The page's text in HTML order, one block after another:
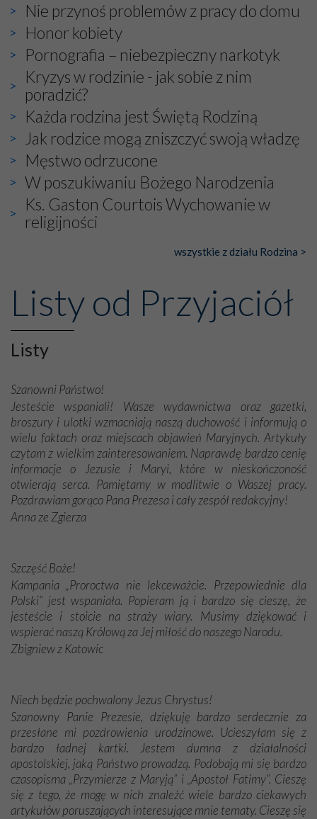
Nie przynoś problemów z pracy do domu
Honor kobiety
Pornografia – niebezpieczny narkotyk
Kryzys w rodzinie - jak sobie z nim
poradzić?
Każda rodzina jest Świętą Rodziną
Jak rodzice mogą zniszczyć swoją władzę
Męstwo odrzucone
W poszukiwaniu Bożego Narodzenia
Ks. Gaston Courtois Wychowanie w
religijności
wszystkie z działu Rodzina >
Listy od Przyjaciół
Listy
Szanowni Państwo!
Jesteście wspaniali! Wasze wydawnictwa oraz gazetki,
broszury i ulotki wzmacniają naszą duchowość i informują o
wielu faktach oraz miejscach objawień Maryjnych. Artykuły
czytam z wielkim zainteresowaniem. Naprawdę bardzo cenię
informacje o Jezusie i Maryi, które w nieskończoność
otwierają serca. Pamiętamy w modlitwie o Waszej pracy.
Pozdrawiam gorąco Pana Prezesa i cały zespół redakcyjny!
Anna ze Zgierza
Szczęść Boże!
Kampania „Proroctwa nie lekceważcie. Przepowiednie dla
Polski” jest wspaniała. Popieram ją i bardzo się cieszę, że
jesteście i stoicie na straży wiary. Musimy dziękować i
wspierać naszą Królową za Jej miłość do naszego Narodu.
Zbigniew z Katowic
Niech będzie pochwalony Jezus Chrystus!
Szanowny Panie Prezesie, dziękuję bardzo serdecznie za
przesłane mi pozdrowienia urodzinowe. Ucieszyłam się z
bardzo ładnej kartki. Jestem dumna z działalności
apostolskiej, jaką Państwo prowadzą. Podobają mi się bardzo
czasopisma „Przymierze z Maryją” i „Apostoł Fatimy”. Cieszę
się z tego, że mogę w nich znaleźć wiele bardzo ciekawych
artykułów poruszających interesujące mnie tematy. Cieszę się